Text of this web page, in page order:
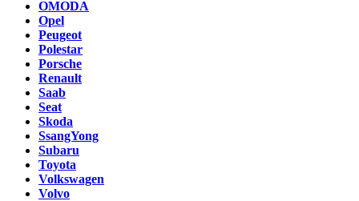
OMODA
Opel
Peugeot
Polestar
Porsche
Renault
Saab
Seat
Skoda
SsangYong
Subaru
Toyota
Volkswagen
Volvo